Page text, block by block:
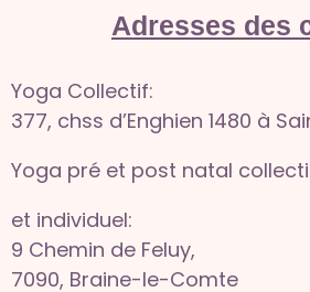
Adresses des
Yoga Collectif:
377, chss d’Enghien 1480 à
Yoga pré et post natal
et individuel:
9 Chemin de Feluy,
7090, Braine-le-Comte